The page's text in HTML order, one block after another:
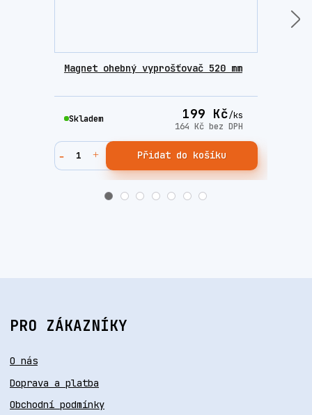
Magnet ohebný vyprošťovač 520 mm
199 Kč/ks
164 Kč bez DPH
Skladem
Přidat do košíku
PRO ZÁKAZNÍKY
O nás
Doprava a platba
Obchodní podmínky